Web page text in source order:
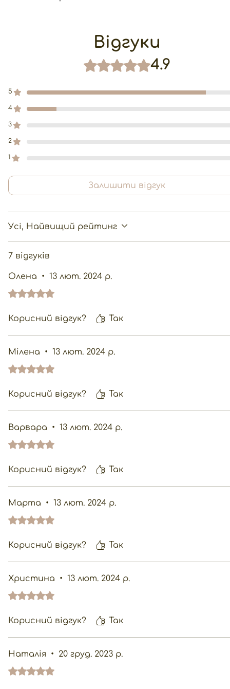
Відгуки
Оцінка: 4,9 із 5 зірочок. 4.9
5
4
3
2
1
Залишити відгук
Усі, Найвищий рейтинг
7 відгуків
Олена • 13 лют. 2024 р.
Оцінка: 5 із 5 зірочок.
Корисний відгук? Так
Мілена • 13 лют. 2024 р.
Оцінка: 5 із 5 зірочок.
Корисний відгук? Так
Варвара • 13 лют. 2024 р.
Оцінка: 5 із 5 зірочок.
Корисний відгук? Так
Марта • 13 лют. 2024 р.
Оцінка: 5 із 5 зірочок.
Корисний відгук? Так
Христина • 13 лют. 2024 р.
Оцінка: 5 із 5 зірочок.
Корисний відгук? Так
Наталія • 20 груд. 2023 р.
Оцінка: 5 із 5 зірочок.